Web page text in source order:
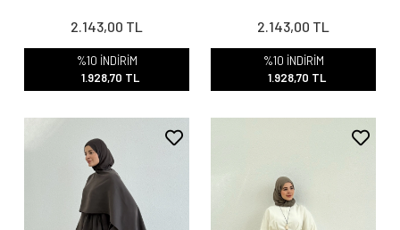
2.143,00 TL
%10 İNDİRİM
1.928,70 TL
2.143,00 TL
%10 İNDİRİM
1.928,70 TL